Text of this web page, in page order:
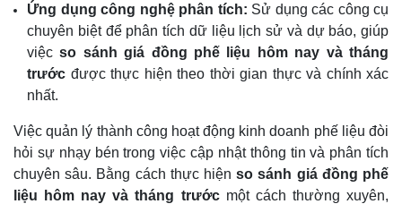
Ứng dụng công nghệ phân tích: Sử dụng các công cụ
chuyên biệt để phân tích dữ liệu lịch sử và dự báo, giúp
việcso sánh giá đồng phế liệu hôm nay và tháng
trước được thực hiện theo thời gian thực và chính xác
nhất.
Việc quản lý thành công hoạt động kinh doanh phế liệu đòi
hỏi sự nhạy bén trong việc cập nhật thông tin và phân tích
chuyên sâu. Bằng cách thực hiệnso sánh giá đồng phế
liệu hôm nay và tháng trướcmột cách thường xuyên,